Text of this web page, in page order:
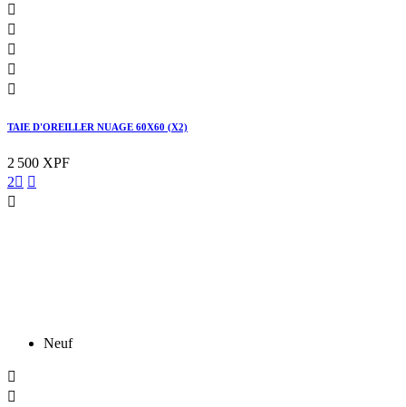





TAIE D'OREILLER NUAGE 60X60 (X2)
2 500 XPF
2 

Neuf

